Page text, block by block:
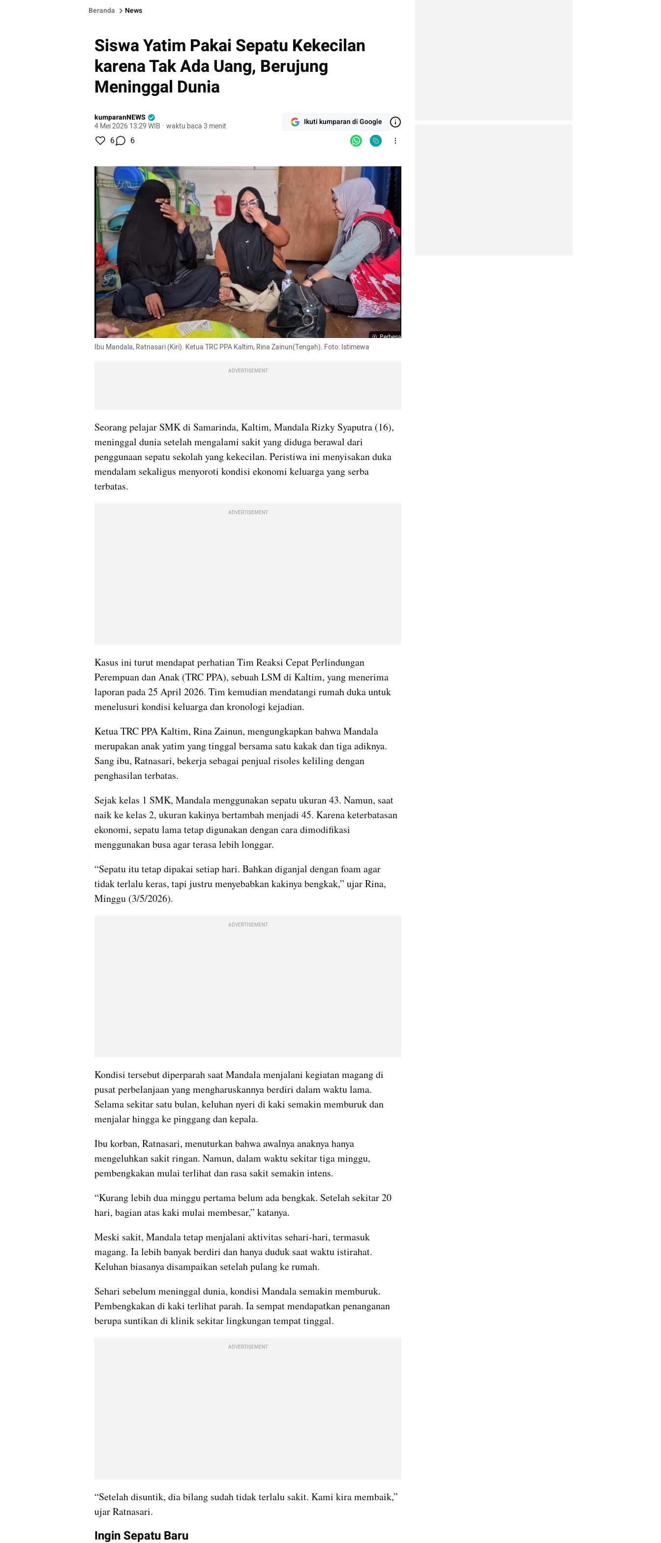
Beranda News
Siswa Yatim Pakai Sepatu Kekecilan
karena Tak Ada Uang, Berujung
Meninggal Dunia
kumparanNEWS
4 Mei 2026 13:29 WIB · waktu baca 3 menit Ikuti kumparan di Google
6 6
Perbesar
Ibu Mandala, Ratnasari (Kiri). Ketua TRC PPA Kaltim, Rina Zainun(Tengah). Foto: Istimewa
ADVERTISEMENT
Seorang pelajar SMK di Samarinda, Kaltim, Mandala Rizky Syaputra (16),
meninggal dunia setelah mengalami sakit yang diduga berawal dari
penggunaan sepatu sekolah yang kekecilan. Peristiwa ini menyisakan duka
mendalam sekaligus menyoroti kondisi ekonomi keluarga yang serba
terbatas.
ADVERTISEMENT
Kasus ini turut mendapat perhatian Tim Reaksi Cepat Perlindungan
Perempuan dan Anak (TRC PPA), sebuah LSM di Kaltim, yang menerima
laporan pada 25 April 2026. Tim kemudian mendatangi rumah duka untuk
menelusuri kondisi keluarga dan kronologi kejadian.
Ketua TRC PPA Kaltim, Rina Zainun, mengungkapkan bahwa Mandala
merupakan anak yatim yang tinggal bersama satu kakak dan tiga adiknya.
Sang ibu, Ratnasari, bekerja sebagai penjual risoles keliling dengan
penghasilan terbatas.
Sejak kelas 1 SMK, Mandala menggunakan sepatu ukuran 43. Namun, saat
naik ke kelas 2, ukuran kakinya bertambah menjadi 45. Karena keterbatasan
ekonomi, sepatu lama tetap digunakan dengan cara dimodifikasi
menggunakan busa agar terasa lebih longgar.
“Sepatu itu tetap dipakai setiap hari. Bahkan diganjal dengan foam agar
tidak terlalu keras, tapi justru menyebabkan kakinya bengkak,” ujar Rina,
Minggu (3/5/2026).
ADVERTISEMENT
Kondisi tersebut diperparah saat Mandala menjalani kegiatan magang di
pusat perbelanjaan yang mengharuskannya berdiri dalam waktu lama.
Selama sekitar satu bulan, keluhan nyeri di kaki semakin memburuk dan
menjalar hingga ke pinggang dan kepala.
Ibu korban, Ratnasari, menuturkan bahwa awalnya anaknya hanya
mengeluhkan sakit ringan. Namun, dalam waktu sekitar tiga minggu,
pembengkakan mulai terlihat dan rasa sakit semakin intens.
“Kurang lebih dua minggu pertama belum ada bengkak. Setelah sekitar 20
hari, bagian atas kaki mulai membesar,” katanya.
Meski sakit, Mandala tetap menjalani aktivitas sehari-hari, termasuk
magang. Ia lebih banyak berdiri dan hanya duduk saat waktu istirahat.
Keluhan biasanya disampaikan setelah pulang ke rumah.
Sehari sebelum meninggal dunia, kondisi Mandala semakin memburuk.
Pembengkakan di kaki terlihat parah. Ia sempat mendapatkan penanganan
berupa suntikan di klinik sekitar lingkungan tempat tinggal.
ADVERTISEMENT
“Setelah disuntik, dia bilang sudah tidak terlalu sakit. Kami kira membaik,”
ujar Ratnasari.
Ingin Sepatu Baru